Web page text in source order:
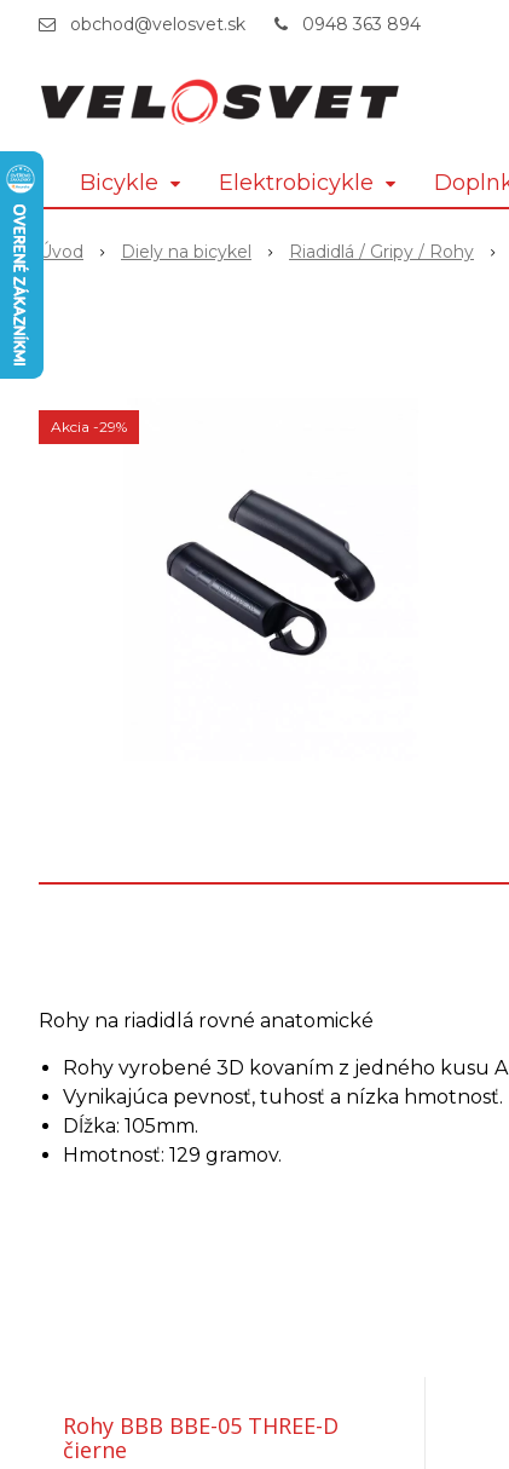
obchod@velosvet.sk 0948 363 894
Bicykle Elektrobicykle
Úvod Diely na bicykel Riadidlá / Gripy / Rohy
Akcia -29%
Rohy na riadidlá rovné anatomické
Rohy vyrobené 3D kovaním z jedného kusu
Vynikajúca pevnosť, tuhosť a nízka hmotnosť.
Dĺžka: 105mm.
Hmotnosť: 129 gramov.
Rohy BBB BBE-05 THREE-D
čierne